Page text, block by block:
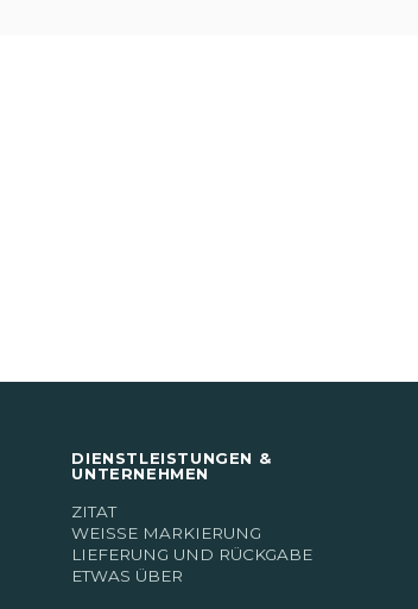
DIENSTLEISTUNGEN &
UNTERNEHMEN
ZITAT
WEISSE MARKIERUNG
LIEFERUNG UND RÜCKGABE
ETWAS ÜBER